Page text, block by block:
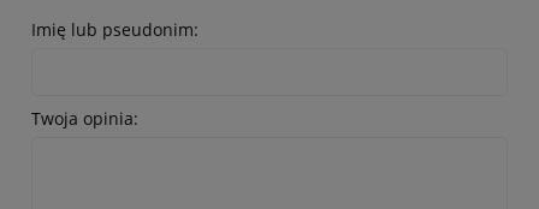
Imię lub pseudonim:
Twoja opinia: